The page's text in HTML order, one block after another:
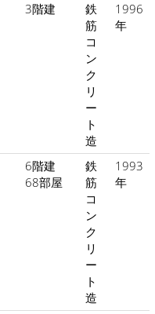
3階建
鉄
筋
コ
ン
ク
リ
ー
ト
造
1996
年
6階建
68部屋
鉄
筋
コ
ン
ク
リ
ー
ト
造
1993
年